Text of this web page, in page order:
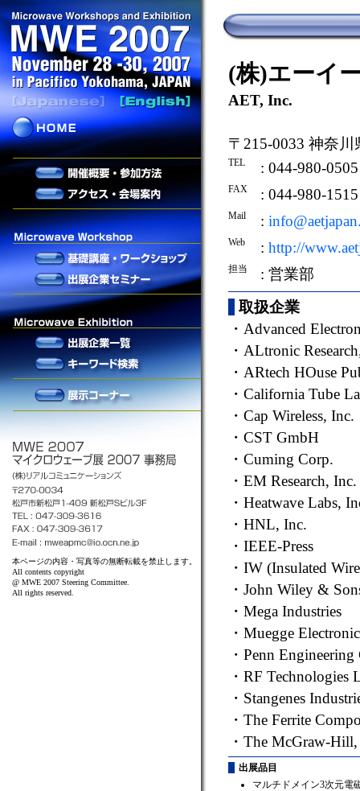
本ページの内容・写真等の無断転載を禁止します。
All contents copyright
@ MWE 2007 Steering Committee.
All rights reserved.
(株)エーイ
AET, Inc.
〒215-0033 神奈
TEL : 044-980-0505
FAX : 044-980-1515
Mail :
Web : http://
担当
: 営業部
取扱企業
・ Advanced
・ ALtronic
・ ARtech HOuse
・ California Tube
・ Cap Wireless, Inc.
・ CST GmbH
・ Cuming Corp.
・ EM Research, Inc.
・ Heatwave Labs,
・ HNL, Inc.
・ IEEE-Press
・ IW (Insulated
・ John Wiley &
・ Mega Industries
・ Muegge
・ Penn Engineering
・ RF Technologies
・ Stangenes
・ The Ferrite
・ The McGraw-
出展品目
マルチドメイン3次元電